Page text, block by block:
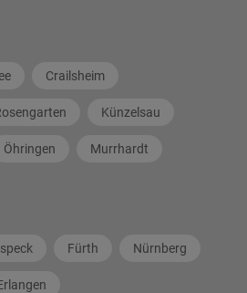
Crailsheim
Künzelsau
Öhringen Murrhardt
Fürth Nürnberg